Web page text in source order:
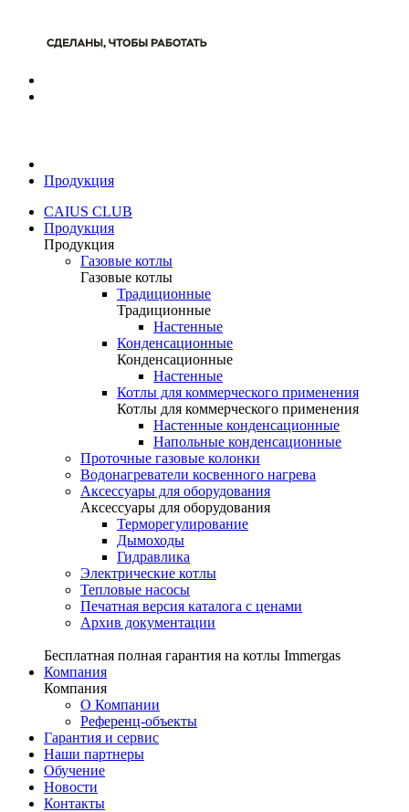
Продукция
CAIUS CLUB
Продукция
Продукция
Газовые котлы
Газовые котлы
Традиционные
Традиционные
Настенные
Конденсационные
Конденсационные
Настенные
Котлы для коммерческого применения
Котлы для коммерческого применения
Настенные конденсационные
Напольные конденсационные
Проточные газовые колонки
Водонагреватели косвенного нагрева
Аксессуары для оборудования
Аксессуары для оборудования
Терморегулирование
Дымоходы
Гидравлика
Электрические котлы
Тепловые насосы
Печатная версия каталога с ценами
Архив документации
Бесплатная полная гарантия на котлы Immergas
Компания
Компания
О Компании
Референц-объекты
Гарантия и сервис
Наши партнеры
Обучение
Новости
Контакты